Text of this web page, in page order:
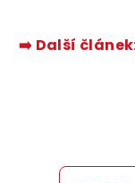
➡️ Další